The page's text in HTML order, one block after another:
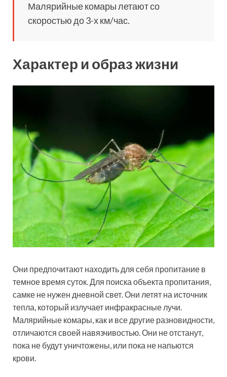
Малярийные комары летают со
скоростью до 3-х км/час.
Характер и образ жизни
Они предпочитают находить для себя пропитание в
темное время суток. Для поиска объекта пропитания,
самке не нужен дневной свет. Они летят на источник
тепла, который излучает инфракрасные лучи.
Малярийные комары, как и все другие разновидности,
отличаются своей навязчивостью. Они не отстанут,
пока не будут уничтожены, или пока не напьются
крови.